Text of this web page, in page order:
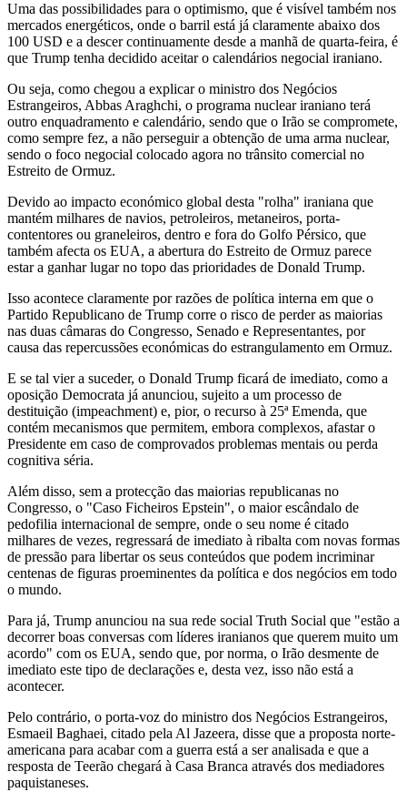
Uma das possibilidades para o optimismo, que é visível também nos
mercados energéticos, onde o barril está já claramente abaixo dos
100 USD e a descer continuamente desde a manhã de quarta-feira, é
que Trump tenha decidido aceitar o calendários negocial iraniano.
Ou seja, como chegou a explicar o ministro dos Negócios
Estrangeiros, Abbas Araghchi, o programa nuclear iraniano terá
outro enquadramento e calendário, sendo que o Irão se compromete,
como sempre fez, a não perseguir a obtenção de uma arma nuclear,
sendo o foco negocial colocado agora no trânsito comercial no
Estreito de Ormuz.
Devido ao impacto económico global desta "rolha" iraniana que
mantém milhares de navios, petroleiros, metaneiros, porta-
contentores ou graneleiros, dentro e fora do Golfo Pérsico, que
também afecta os EUA, a abertura do Estreito de Ormuz parece
estar a ganhar lugar no topo das prioridades de Donald Trump.
Isso acontece claramente por razões de política interna em que o
Partido Republicano de Trump corre o risco de perder as maiorias
nas duas câmaras do Congresso, Senado e Representantes, por
causa das repercussões económicas do estrangulamento em Ormuz.
E se tal vier a suceder, o Donald Trump ficará de imediato, como a
oposição Democrata já anunciou, sujeito a um processo de
destituição (impeachment) e, pior, o recurso à 25ª Emenda, que
contém mecanismos que permitem, embora complexos, afastar o
Presidente em caso de comprovados problemas mentais ou perda
cognitiva séria.
Além disso, sem a protecção das maiorias republicanas no
Congresso, o "Caso Ficheiros Epstein", o maior escândalo de
pedofilia internacional de sempre, onde o seu nome é citado
milhares de vezes, regressará de imediato à ribalta com novas formas
de pressão para libertar os seus conteúdos que podem incriminar
centenas de figuras proeminentes da política e dos negócios em todo
o mundo.
Para já, Trump anunciou na sua rede social Truth Social que "estão a
decorrer boas conversas com líderes iranianos que querem muito um
acordo" com os EUA, sendo que, por norma, o Irão desmente de
imediato este tipo de declarações e, desta vez, isso não está a
acontecer.
Pelo contrário, o porta-voz do ministro dos Negócios Estrangeiros,
Esmaeil Baghaei, citado pela Al Jazeera, disse que a proposta norte-
americana para acabar com a guerra está a ser analisada e que a
resposta de Teerão chegará à Casa Branca através dos mediadores
paquistaneses.